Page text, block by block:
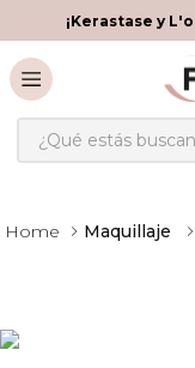
¡Kerastase y
¿Qué estás
Maquillaje